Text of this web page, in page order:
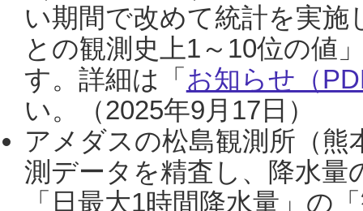
い期間で改めて統計を実
との観測史上1～10位の値
す。詳細は「 お知らせ（
い。（2025年9月17日）
アメダスの松島観測所（熊
測データを精査し、降水
「日最大1時間降水量」の